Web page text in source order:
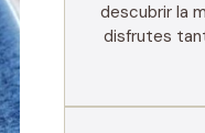
descubrir la
disfrutes